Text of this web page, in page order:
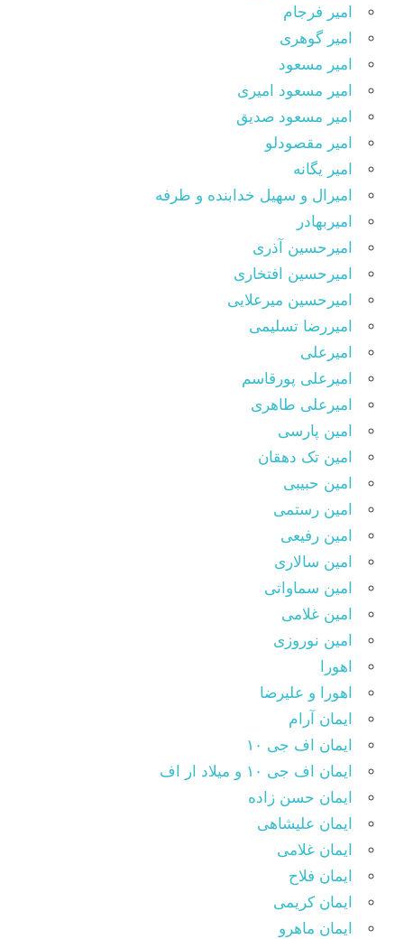
امیر فرجام
امیر گوهری
امیر مسعود
امیر مسعود امیری
امیر مسعود صدیق
امیر مقصودلو
امیر یگانه
امیرال و سهیل خدابنده و طرفه
امیربهادر
امیرحسین آذری
امیرحسین افتخاری
امیرحسین میرعلایی
امیررضا تسلیمی
امیرعلی
امیرعلی پورقاسم
امیرعلی طاهری
امین پارسی
امین تک دهقان
امین حبیبی
امین رستمی
امین رفیعی
امین سالاری
امین سماواتی
امین غلامی
امین نوروزی
اهورا
اهورا و علیرضا
ایمان آرام
ایمان اف جی ۱۰
ایمان اف جی ۱۰ و میلاد ار اف
ایمان حسن زاده
ایمان علیشاهی
ایمان غلامی
ایمان فلاح
ایمان کریمی
ایمان ماهرو